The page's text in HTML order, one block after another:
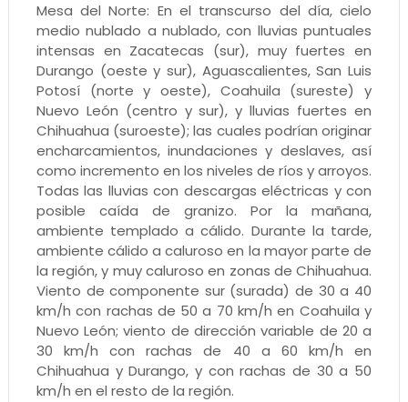
Mesa del Norte: En el transcurso del día, cielo
medio nublado a nublado, con lluvias puntuales
intensas en Zacatecas (sur), muy fuertes en
Durango (oeste y sur), Aguascalientes, San Luis
Potosí (norte y oeste), Coahuila (sureste) y
Nuevo León (centro y sur), y lluvias fuertes en
Chihuahua (suroeste); las cuales podrían originar
encharcamientos, inundaciones y deslaves, así
como incremento en los niveles de ríos y arroyos.
Todas las lluvias con descargas eléctricas y con
posible caída de granizo. Por la mañana,
ambiente templado a cálido. Durante la tarde,
ambiente cálido a caluroso en la mayor parte de
la región, y muy caluroso en zonas de Chihuahua.
Viento de componente sur (surada) de 30 a 40
km/h con rachas de 50 a 70 km/h en Coahuila y
Nuevo León; viento de dirección variable de 20 a
30 km/h con rachas de 40 a 60 km/h en
Chihuahua y Durango, y con rachas de 30 a 50
km/h en el resto de la región.